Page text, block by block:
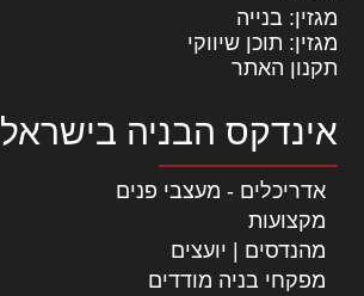
מגזין: בנייה
מגזין: תוכן שיווקי
תקנון האתר
אינדקס הבניה בישראל
אדריכלים - מעצבי פנים
מקצועות
מהנדסים | יועצים
מפקחי בניה מודדים